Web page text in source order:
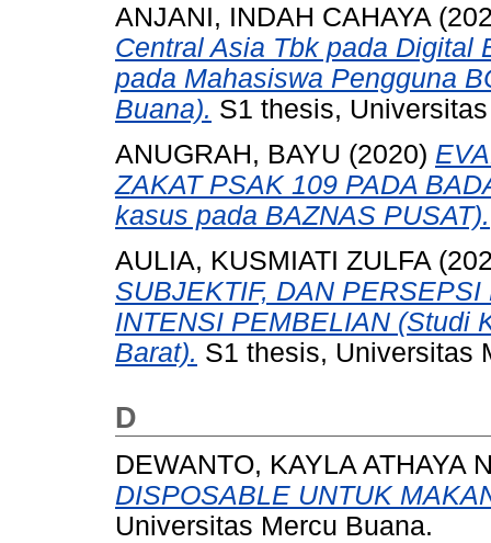
ANJANI, INDAH CAHAYA
Central Asia Tbk pada Digital
pada Mahasiswa Pengguna
Buana). S1 thesis,
ANUGRAH, BAYU (2020)
ZAKAT PSAK 109 PADA
kasus pada BAZNAS PUSAT).
AULIA, KUSMIATI ZULFA
SUBJEKTIF, DAN
INTENSI PEMBELIAN (Studi
Barat). S1 thesis, Universitas
D
DEWANTO, KAYLA ATHAYA
DISPOSABLE UNTUK
Universitas Mercu Buana.